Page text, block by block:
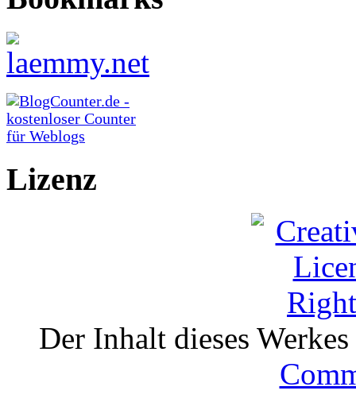
Lizenz
Der Inhalt dieses